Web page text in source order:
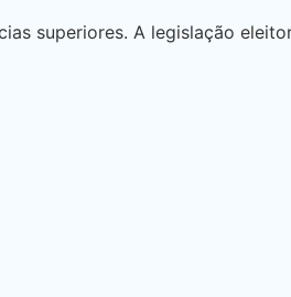
superiores. A legislação